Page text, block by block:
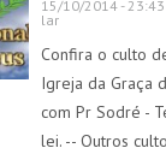
15/10/2014 -
lar
Confira o culto
Igreja da Graça
com Pr Sodré -
lei. -- Outros